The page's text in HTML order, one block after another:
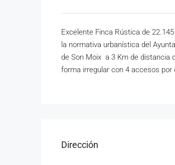
Excelente Finca Rústica de
la normativa urbanística del
de Son Moix a 3 Km de distancia
forma irregular con 4 accesos
Dirección